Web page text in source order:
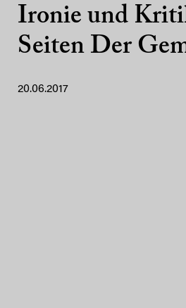
Ironie und
Seiten Der
20.06.2017